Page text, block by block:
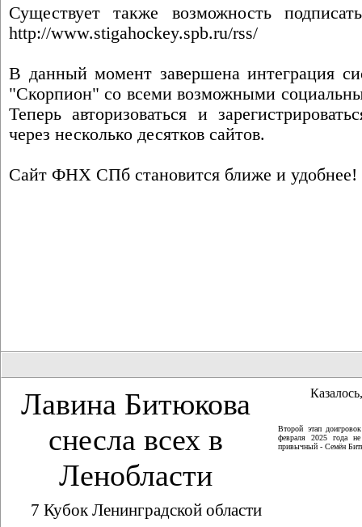
Существует также возможность
http://www.stigahockey.spb.ru/rss/
В данный момент завершена интеграция
"Скорпион" со всеми возможными
Теперь авторизоваться и
через несколько десятков сайтов.
Сайт ФНХ СПб становится ближе и удобнее!
Лавина Битюкова
снесла всех в
Ленобласти
7 Кубок Ленинградской области
Второй этап
февраля 2025 года
привычный - Семён